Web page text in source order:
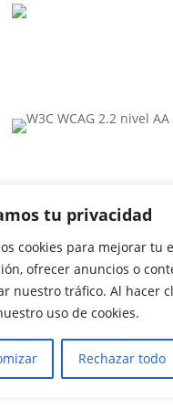
tu privacidad
cookies para mejorar tu
ofrecer anuncios o
nuestro tráfico. Al hacer
uso de cookies.
Rechazar todo